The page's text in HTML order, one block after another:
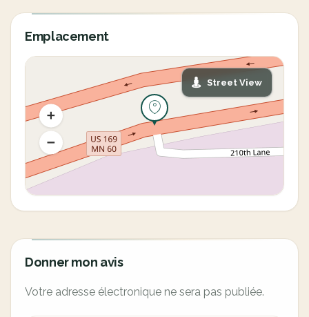
Emplacement
Street View
Donner mon avis
Votre adresse électronique ne sera pas publiée.